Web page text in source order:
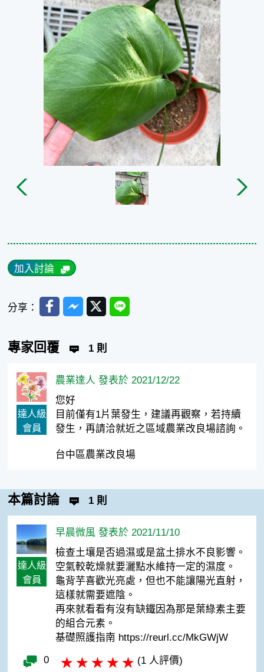
加入討論
分享： FacebookMessenger
TwitterLine
專家回覆 1 則
達人級
會員
農業達人 發表於 2021/12/22
您好
目前僅有1片葉發生，建議再觀察，若持續
發生，再請洽就近之區域農業改良場諮詢。
台中區農業改良場
本篇討論 1 則
達人級
會員
早晨微風 發表於 2021/11/10
檢查土壤是否過濕或是盆土排水不良影響。
空氣較乾燥就要灑點水維持一定的濕度。
龜背芋喜歡光亮處，但也不能讓陽光直射，
這樣就需要遮陰。
再來就看看有沒有缺鐵因為那是葉綠素主要
的組合元素。
基礎照護指南 https://reurl.cc/MkGWjW
0 (1 人評價)